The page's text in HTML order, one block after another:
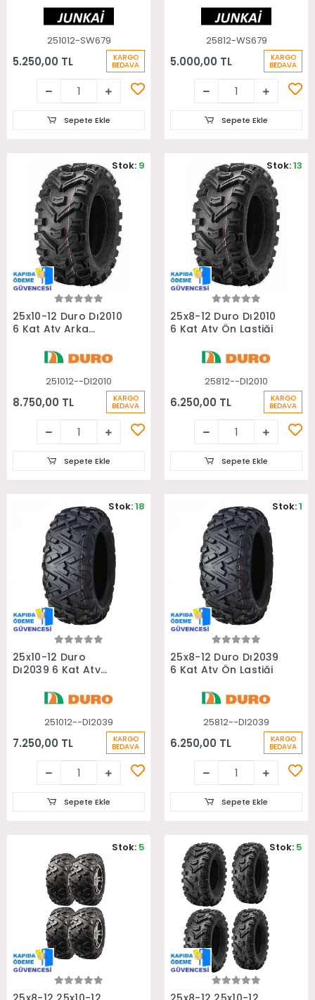
251012-SW679
5.250,00 TL KARGO
BEDAVA
Sepete Ekle
25812-WS679
5.000,00 TL KARGO
BEDAVA
Sepete Ekle
Sepete Ekle
25x10-12 Duro Dı2010
6 Kat Atv Arka
251012--DI2010
8.750,00 TL KARGO
BEDAVA
Stok: 9
Sepete Ekle
Sepete Ekle
25x8-12 Duro Dı2010
6 Kat Atv Ön Lastiği
25812--DI2010
6.250,00 TL KARGO
BEDAVA
Stok:13
Sepete Ekle
Sepete Ekle
25x10-12 Duro
Dı2039 6 Kat Atv
251012--DI2039
7.250,00 TL KARGO
BEDAVA
Stok:18
Sepete Ekle
Sepete Ekle
25x8-12 Duro Dı2039
6 Kat Atv Ön Lastiği
25812--DI2039
6.250,00 TL KARGO
BEDAVA
Stok:1
Sepete Ekle
Sepete Ekle
Stok: 5
Sepete Ekle
Stok: 5